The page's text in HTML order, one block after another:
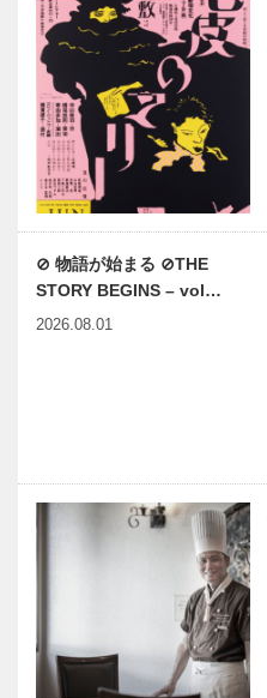
⊘ 物語が始まる ⊘THE
STORY BEGINS – vol…
2026.08.01